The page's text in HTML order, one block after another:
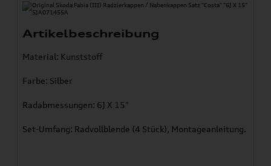
Artikelbeschreibung
Material: Kunststoff
Farbe: Silber
Radabmessungen: 6J X 15"
Set-Umfang: Radvollblende (4 Stück), Montageanleitung.